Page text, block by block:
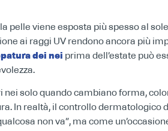
pelle viene esposta più spesso al
ai raggi UV rendono ancora più
dei nei prima dell’estate può
solo quando cambiano forma,
In realtà, il controllo dermatologico
non va”, ma come